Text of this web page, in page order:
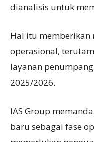
dianalisis untuk
Hal itu
operasional,
layanan
2025/2026.
IAS Group
baru sebagai fase